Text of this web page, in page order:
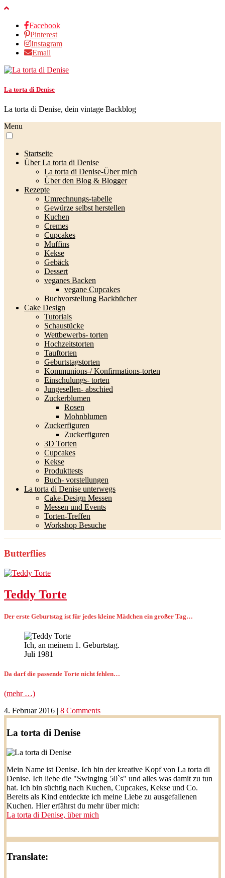
Facebook
Pinterest
Instagram
Email
La torta di Denise
La torta di Denise, dein vintage Backblog
Menu
Startseite
Über La torta di Denise
La torta di Denise-Über mich
Über den Blog & Blogger
Rezepte
Umrechnungs-tabelle
Gewürze selbst herstellen
Kuchen
Cremes
Cupcakes
Muffins
Kekse
Gebäck
Dessert
veganes Backen
vegane Cupcakes
Buchvorstellung Backbücher
Cake Design
Tutorials
Schaustücke
Wettbewerbs- torten
Hochzeitstorten
Tauftorten
Geburtstagstorten
Kommunions-/ Konfirmations-torten
Einschulungs- torten
Jungesellen- abschied
Zuckerblumen
Rosen
Mohnblumen
Zuckerfiguren
Zuckerfiguren
3D Torten
Cupcakes
Kekse
Produkttests
Buch- vorstellungen
La torta di Denise unterwegs
Cake-Design Messen
Messen und Events
Torten-Treffen
Workshop Besuche
Butterflies
Teddy Torte
Der erste Geburtstag ist für jedes kleine Mädchen ein großer Tag…
Ich, an meinem 1. Geburtstag.
Juli 1981
Da darf die passende Torte nicht fehlen…
(mehr …)
4. Februar 2016 | 8 Comments
La torta di Denise
Mein Name ist Denise. Ich bin der kreative Kopf von La torta di
Denise. Ich liebe die "Swinging 50`s" und alles was damit zu tun
hat. Ich bin süchtig nach Kuchen, Cupcakes, Kekse und Co.
Bereits als Kind entdeckte ich meine Liebe zu ausgefallenen
Kuchen. Hier erfährst du mehr über mich:
La torta di Denise, über mich
Translate: